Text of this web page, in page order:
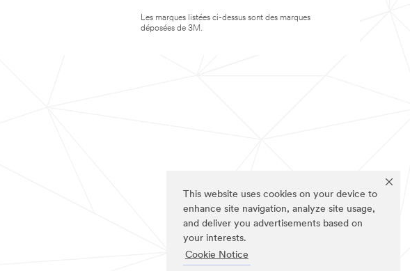
This website uses cookies on your device to
enhance site navigation, analyze site usage,
and deliver you advertisements based on
your interests.
Cookie Notice
Les marques listées ci-dessus sont des marques
déposées de 3M.